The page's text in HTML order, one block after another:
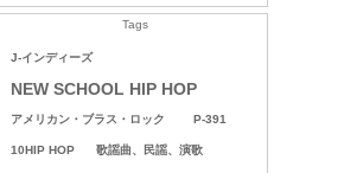
Tags
J-インディーズ
NEW SCHOOL HIP HOP
アメリカン・ブラス・ロック P-391
10HIP HOP 歌謡曲、民謡、演歌